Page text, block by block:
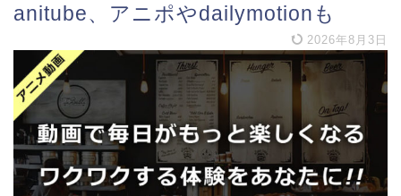
anitube、アニポやdailymotionも
2026年8月3日